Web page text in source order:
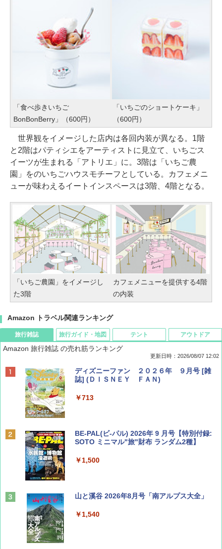
「食べ歩きいちご
BonBonBerry」（600円）
「いちごのショートケーキ」
（600円）
世界観をイメージした店内は各回内装が異なる。1階
と2階はパティシエをアーティストに見立て、いちごス
イーツが生まれる「アトリエ」に。3階は「いちご農
園」をのいちごハウスモチーフとしている。カフェメニ
ューが味わえるイートインスペースは3階、4階となる。
「いちご農園」をイメージし
た3階
カフェメニューを提供する4階
の内装
Amazon トラベル関連ランキング
旅行雑誌
Amazon 旅行雑誌 の売れ筋ランキング
更新日時：2026/08/07 12:02
ディズニーファン ２０２６年 ９月号 [雑
誌] (ＤＩＳＮＥＹ ＦＡＮ)
￥713
BE-PAL(ビ-パル) 2026年 9 月号【特別付録:
SOTO ミニマル"旅"財布 ランダム2種】
￥1,500
山と溪谷 2026年8月号「南アルプス大全」
￥1,540
旅行ガイド・地図 テント アウトドア